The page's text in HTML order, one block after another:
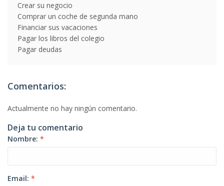
Crear su negocio
Comprar un coche de segunda mano
Financiar sus vacaciones
Pagar los libros del colegio
Pagar deudas
Comentarios:
Actualmente no hay ningún comentario.
Deja tu comentario
Nombre: *
Email: *